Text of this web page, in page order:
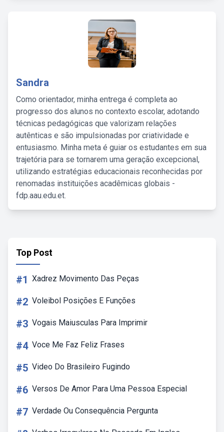
Sandra
Como orientador, minha entrega é completa ao
progresso dos alunos no contexto escolar, adotando
técnicas pedagógicas que valorizam relações
autênticas e são impulsionadas por criatividade e
entusiasmo. Minha meta é guiar os estudantes em sua
trajetória para se tornarem uma geração excepcional,
utilizando estratégias educacionais reconhecidas por
renomadas instituições acadêmicas globais -
fdp.aau.edu.et.
Top Post
#1 Xadrez Movimento Das Peças
#2 Voleibol Posições E Funções
#3 Vogais Maiusculas Para Imprimir
#4 Voce Me Faz Feliz Frases
#5 Video Do Brasileiro Fugindo
#6 Versos De Amor Para Uma Pessoa Especial
#7 Verdade Ou Consequência Pergunta